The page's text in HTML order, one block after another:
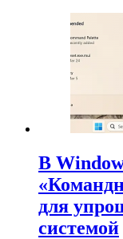
В
для
системой